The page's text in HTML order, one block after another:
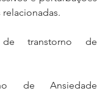
transtorno de